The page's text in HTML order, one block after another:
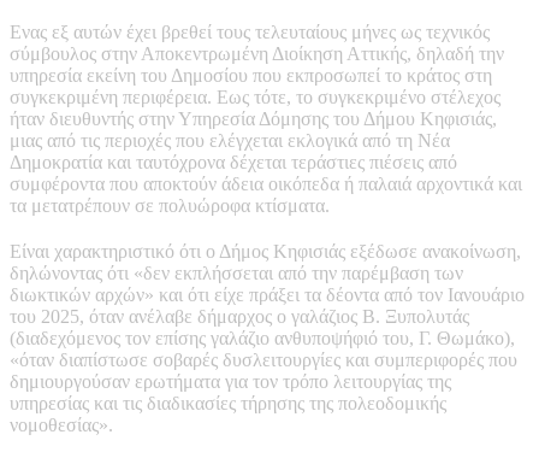
Ενας εξ αυτών έχει βρεθεί τους τελευταίους μήνες ως τεχνικός
σύμβουλος στην Αποκεντρωμένη Διοίκηση Αττικής, δηλαδή την
υπηρεσία εκείνη του Δημοσίου που εκπροσωπεί το κράτος στη
συγκεκριμένη περιφέρεια. Εως τότε, το συγκεκριμένο στέλεχος
ήταν διευθυντής στην Υπηρεσία Δόμησης του Δήμου Κηφισιάς,
μιας από τις περιοχές που ελέγχεται εκλογικά από τη Νέα
Δημοκρατία και ταυτόχρονα δέχεται τεράστιες πιέσεις από
συμφέροντα που αποκτούν άδεια οικόπεδα ή παλαιά αρχοντικά και
τα μετατρέπουν σε πολυώροφα κτίσματα.
Είναι χαρακτηριστικό ότι ο Δήμος Κηφισιάς εξέδωσε ανακοίνωση,
δηλώνοντας ότι «δεν εκπλήσσεται από την παρέμβαση των
διωκτικών αρχών» και ότι είχε πράξει τα δέοντα από τον Ιανουάριο
του 2025, όταν ανέλαβε δήμαρχος ο γαλάζιος Β. Ξυπολυτάς
(διαδεχόμενος τον επίσης γαλάζιο ανθυποψήφιό του, Γ. Θωμάκο),
«όταν διαπίστωσε σοβαρές δυσλειτουργίες και συμπεριφορές που
δημιουργούσαν ερωτήματα για τον τρόπο λειτουργίας της
υπηρεσίας και τις διαδικασίες τήρησης της πολεοδομικής
νομοθεσίας».